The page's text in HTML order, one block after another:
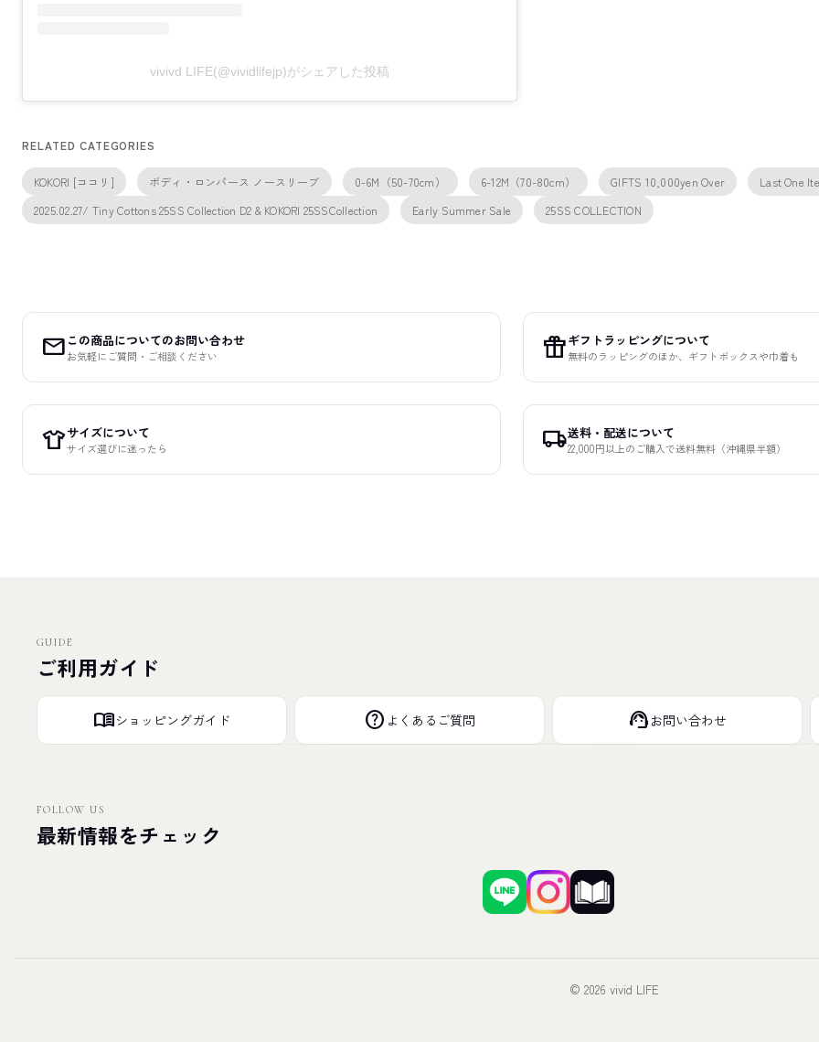
vivivd LIFE(@vividlifejp)がシェアした投稿
RELATED CATEGORIES
KOKORI [ココリ] ボディ・ロンパース ノースリーブ 0-6M（50-70cm） 6-12M（70-80cm） GIFTS 10,000yen Over
Last One
2025.02.27/ Tiny Cottons 25SS Collection D2 & KOKORI 25SSCollection
Early Summer Sale 25SS COLLECTION
mail この商品についてのお問い合わせ
お気軽にご質問・ご相談ください featured_seasonal_and_giftsギフトラッピングについて
無料のラッピングのほか、ギフトボックスや巾着も
apparelサイズについて
サイズ選びに迷ったら local_shipping送料・配送について
22,000円以上のご購入で送料無料（沖縄県半額）
GUIDE
ご利用ガイド
menu_bookショッピングガイド help よくあるご質問 support_agent お問い合わせ
FOLLOW US
最新情報をチェック
© 2026 vivid LIFE